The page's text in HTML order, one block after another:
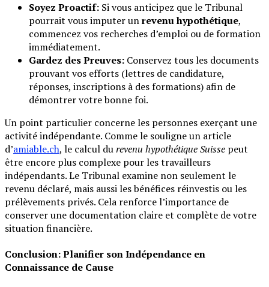
Soyez Proactif: Si vous anticipez que le Tribunal
pourrait vous imputer unrevenu hypothétique,
commencez vos recherches d’emploi ou de formation
immédiatement.
Gardez des Preuves: Conservez tous les documents
prouvant vos efforts (lettres de candidature,
réponses, inscriptions à des formations) afin de
démontrer votre bonne foi.
Un point particulier concerne les personnes exerçant une
activité indépendante. Comme le souligne un article
d’amiable.ch, le calcul durevenu hypothétique Suisse peut
être encore plus complexe pour les travailleurs
indépendants. Le Tribunal examine non seulement le
revenu déclaré, mais aussi les bénéfices réinvestis ou les
prélèvements privés. Cela renforce l’importance de
conserver une documentation claire et complète de votre
situation financière.
Conclusion: Planifier son Indépendance en
Connaissance de Cause